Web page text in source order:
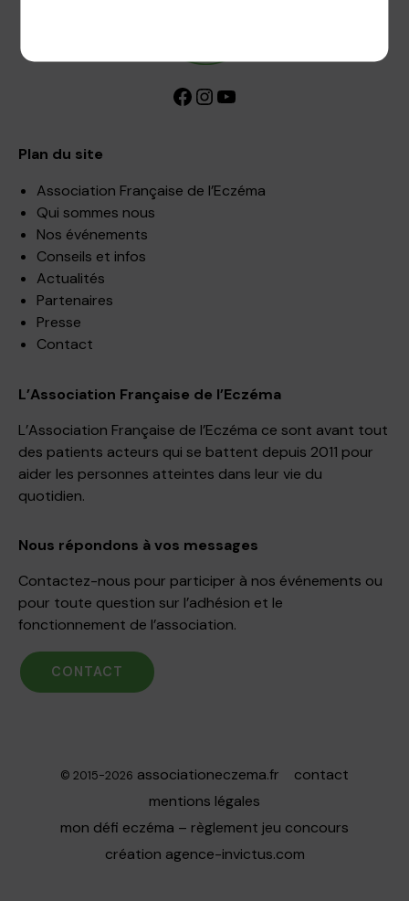
Facebook InstagramYouTube
Plan du site
Association Française de l’Eczéma
Qui sommes nous
Nos événements
Conseils et infos
Actualités
Partenaires
Presse
Contact
L’Association Française de l’Eczéma
L’Association Française de l’Eczéma ce sont avant tout
des patients acteurs qui se battent depuis 2011 pour
aider les personnes atteintes dans leur vie du
quotidien.
Nous répondons à vos messages
Contactez-nous pour participer à nos événements ou
pour toute question sur l’adhésion et le
fonctionnement de l’association.
CONTACT
© 2015-2026 associationeczema.fr
contact
mentions légales
mon défi eczéma – règlement jeu concours
création agence-invictus.com